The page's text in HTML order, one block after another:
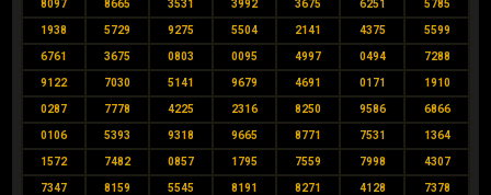
8097 8665 3531 3992 3675 6251 5785
1938 5729 9275 5504 2141 4375 5599
6761 3675 0803 0095 4997 0494 7288
9122 7030 5141 9679 4691 0171 1910
0287 7778 4225 2316 8250 9586 6866
0106 5393 9318 9665 8771 7531 1364
1572 7482 0857 1795 7559 7998 4307
7347 8159 5545 8191 8271 4128 7378